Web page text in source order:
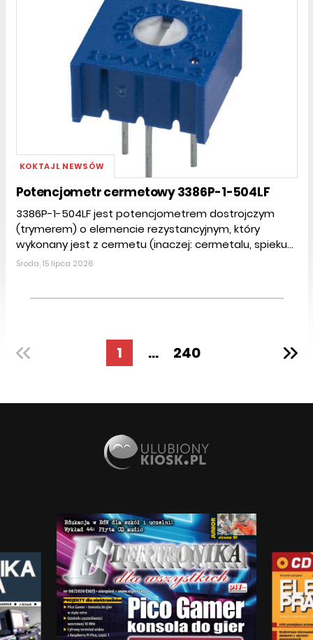
KOKTAJL NEWSÓW
Potencjometr cermetowy 3386P-1-504LF
3386P-1-504LF jest potencjometrem dostrojczym
(trymerem) o elemencie rezystancyjnym, który
wykonany jest z cermetu (inaczej: cermetalu, spieku...
Środa, 15 lipca 2026
1 ... 240